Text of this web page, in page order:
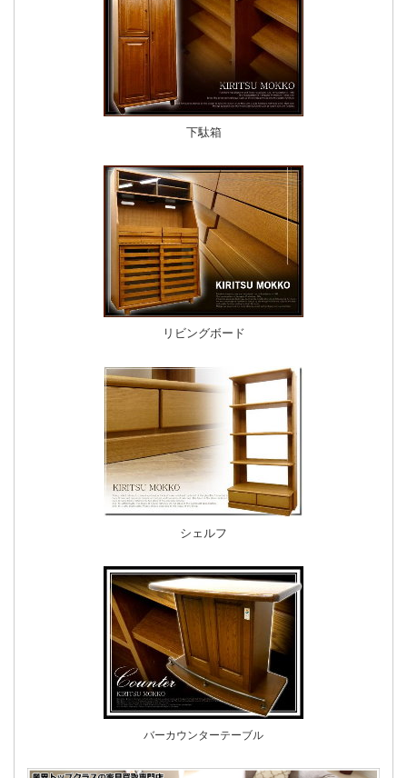
下駄箱
リビングボード
シェルフ
バーカウンターテーブル